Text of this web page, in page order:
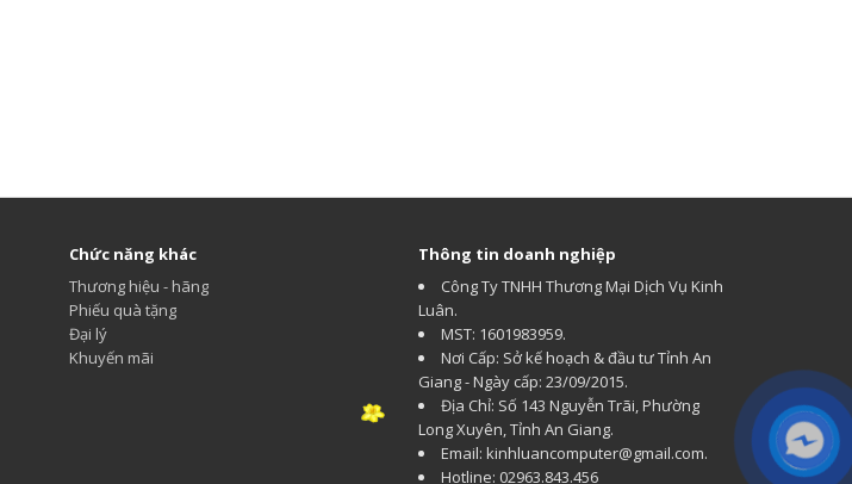
Chức năng khác
Thương hiệu - hãng
Phiếu quà tặng
Đại lý
Khuyến mãi
Thông tin doanh nghiệp
Công Ty TNHH Thương Mại Dịch Vụ Kinh
Luân.
MST: 1601983959.
Nơi Cấp: Sở kế hoạch & đầu tư Tỉnh An
Giang - Ngày cấp: 23/09/2015.
Địa Chỉ: Số 143 Nguyễn Trãi, Phường
Long Xuyên, Tỉnh An Giang.
Email: kinhluancomputer@gmail.com.
Hotline: 02963.843.456